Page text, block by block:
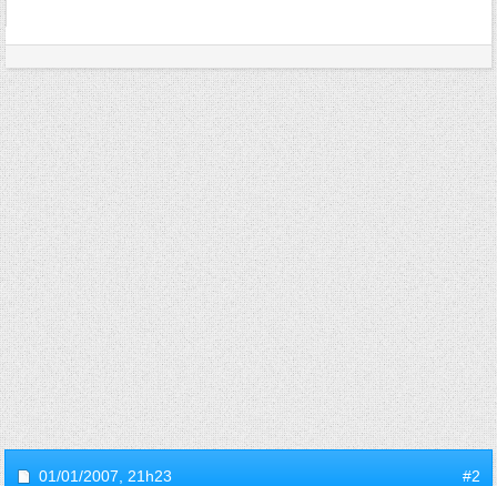
01/01/2007, 21h23 #2